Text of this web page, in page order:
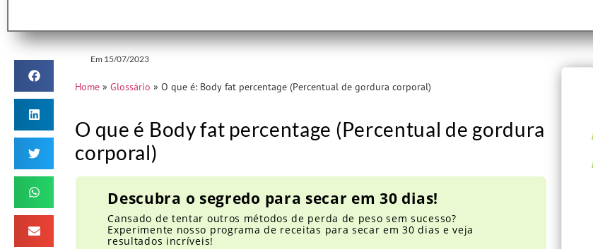
Em 15/07/2023
Home »Glossário »O que é: Body fat percentage (Percentual de gordura corporal)
O que é Body fat percentage (Percentual de gordura
corporal)
Descubra o segredo para secar em 30 dias!
Cansado de tentar outros métodos de perda de peso sem sucesso?
Experimente nosso programa de receitas para secar em 30 dias e veja
resultados incríveis!